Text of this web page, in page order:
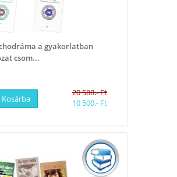
a gyakorlatban
csom...
Kosárba
20 588.- Ft
10 500.- Ft